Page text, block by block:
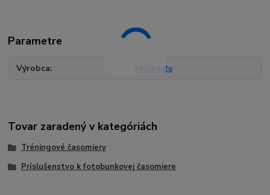
Parametre
Výrobca Microgate
Tovar zaradený v kategóriách
Tréningové časomiery
Príslušenstvo k fotobunkovej časomiere